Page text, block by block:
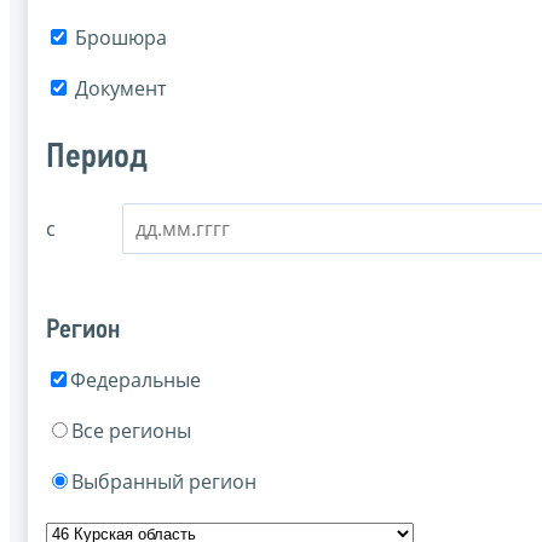
Брошюра
Документ
Период
с
Регион
Федеральные
Все регионы
Выбранный регион